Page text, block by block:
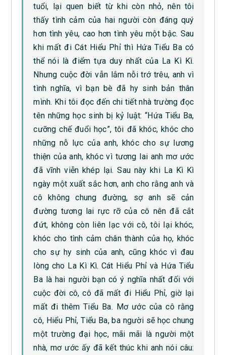
tuổi, lại quen biết từ khi còn nhỏ, nên tôi
thấy tình cảm của hai người còn đáng quý
hơn tình yêu, cao hơn tình yêu một bậc. Sau
khi mất đi Cát Hiểu Phỉ thì Hứa Tiểu Ba có
thể nói là điểm tựa duy nhất của La Kì Kì.
Nhưng cuộc đời vẫn lắm nỗi trớ trêu, anh vì
tình nghĩa, vì bạn bè đã hy sinh bản thân
mình. Khi tôi đọc đến chi tiết nhà trường đọc
tên những học sinh bị kỷ luật: “Hứa Tiểu Ba,
cưỡng chế đuổi học”, tôi đã khóc, khóc cho
những nỗ lực của anh, khóc cho sự lương
thiện của anh, khóc vì tương lai anh mơ ước
đã vĩnh viễn khép lại. Sau này khi La Kì Kì
ngày một xuất sắc hơn, anh cho rằng anh và
cô không chung đường, sợ anh sẽ cản
đường tương lai rực rỡ của cô nên đã cắt
đứt, không còn liên lạc với cô, tôi lại khóc,
khóc cho tình cảm chân thành của họ, khóc
cho sự hy sinh của anh, cũng khóc vì đau
lòng cho La Kì Kì. Cát Hiểu Phỉ và Hứa Tiểu
Ba là hai người bạn có ý nghĩa nhất đối với
cuộc đời cô, cô đã mất đi Hiểu Phỉ, giờ lại
mất đi thêm Tiểu Ba. Mơ ước của cô rằng
cô, Hiểu Phỉ, Tiểu Ba, ba người sẽ học chung
một trường đại học, mãi mãi là người một
nhà, mơ ước ấy đã kết thúc khi anh nói câu: